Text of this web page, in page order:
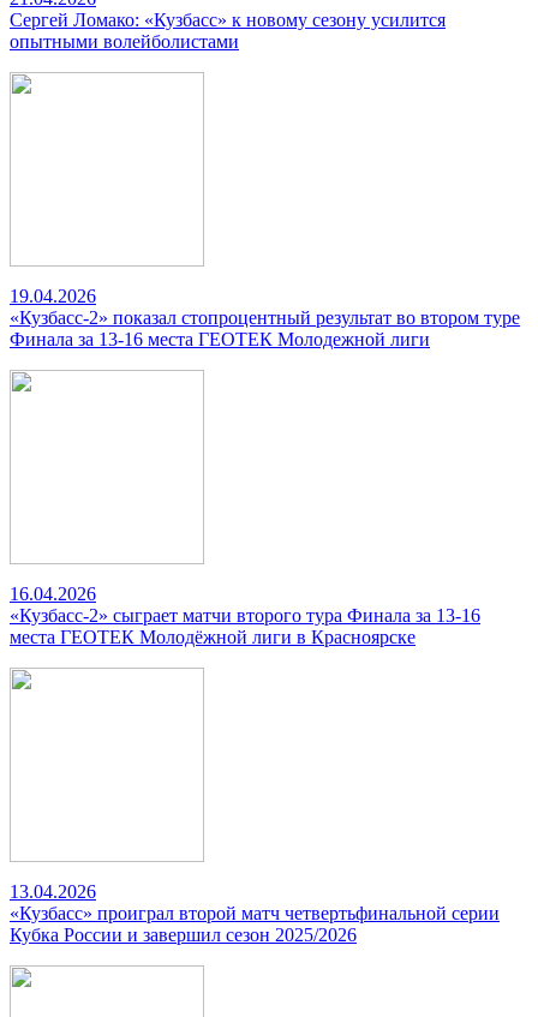
Сергей Ломако: «Кузбасс» к новому сезону усилится
опытными волейболистами
19.04.2026
«Кузбасс-2» показал стопроцентный результат во втором туре
Финала за 13-16 места ГЕОТЕК Молодежной лиги
16.04.2026
«Кузбасс-2» сыграет матчи второго тура Финала за 13-16
места ГЕОТЕК Молодёжной лиги в Красноярске
13.04.2026
«Кузбасс» проиграл второй матч четвертьфинальной серии
Кубка России и завершил сезон 2025/2026